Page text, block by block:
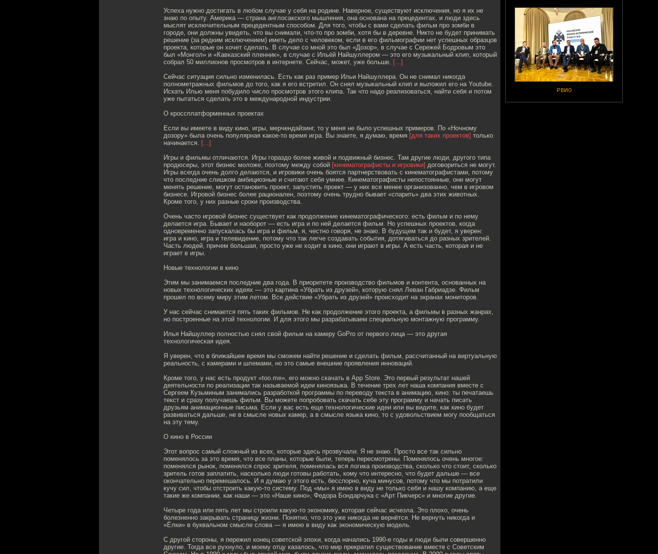
РВИО
Успеха нужно достигать в любом случае у себя на родине. Наверное, существуют исключения, но я их не
знаю по опыту. Америка — страна англосакского мышления, она основана на прецедентах, и люди здесь
мыслят исключительным прецедентным способом. Для того, чтобы с вами сделать фильм про зомби в
городе, они должны увидеть, что вы снимали, что-то про зомби, хотя бы в деревне. Никто не будет принимать
решение (за редким исключением) иметь дело с человеком, если в его фильмографии нет успешных образцов
проекта, которые он хочет сделать. В случае со мной это был «Дозор», в случае с Сережей Бодровым это
был «Монгол» и «Кавказский пленник», в случае с Ильёй Найшуллером — это его музыкальный клип, который
собрал 50 миллионов просмотров в интернете. Сейчас, может, уже больше. [...]
Сейчас ситуация сильно изменилась. Есть как раз пример Ильи Найшуллера. Он не снимал никогда
полнометражных фильмов до того, как я его встретил. Он снял музыкальный клип и выложил его на Youtube.
Искать Илью меня побудило число просмотров этого клипа. Так что надо реализоваться, найти себя и потом
уже пытаться сделать это в международной индустрии.
О кроссплатформенных проектах
Если вы имеете в виду кино, игры, мерчендайзинг, то у меня не было успешных примеров. По «Ночному
дозору» была очень популярная какое-то время игра. Вы знаете, я думаю, время [для таких проектов] только
начинается. [...]
Игры и фильмы отличаются. Игры гораздо более живой и подвижный бизнес. Там другие люди, другого типа
продюсеры, этот бизнес моложе, поэтому между собой [кинематографисты и игровики] договориться не могут.
Игры всегда очень долго делаются, и игровики очень боятся партнерствовать с кинематографистами, потому
что последние слишком амбициозные и считают себя умнее. Кинематографисты непостоянные, они могут
менять решение, могут остановить проект, запустить проект — у них все менее организованно, чем в игровом
бизнесе. Игровой бизнес более рационален, поэтому очень трудно бывает «спарить» два этих животных.
Кроме того, у них разные сроки производства.
Очень часто игровой бизнес существует как продолжение кинематографического: есть фильм и по нему
делается игра. Бывает и наоборот — есть игра и по ней делается фильм. Но успешных проектов, когда
одновременно запускалась бы игра и фильм, я, честно говоря, не знаю. В будущем так и будет, я уверен:
игра и кино, игра и телевидение, потому что так легче создавать события, дотягиваться до разных зрителей.
Часть людей, причем большая, просто уже не ходит в кино, они играют в игры. А есть часть, которая и не
играет в игры.
Новые технологии в кино
Этим мы занимаемся последние два года. В приоритете производство фильмов и контента, основанных на
новых технологических идеях — это картина «Убрать из друзей», которую снял Леван Габриадзе. Фильм
прошел по всему миру этим летом. Все действие «Убрать из друзей» происходит на экранах мониторов.
У нас сейчас снимается пять таких фильмов. Не как продолжение этого проекта, а фильмы в разных жанрах,
но построенные на этой технологии. И для этого мы разрабатываем специальную монтажную программу.
Илья Найшуллер полностью снял свой фильм на камеру GoPro от первого лица — это другая
технологическая идея.
Я уверен, что в ближайшее время мы сможем найти решение и сделать фильм, рассчитанный на виртуальную
реальность, с камерами и шлемами, но это самые внешние проявления инноваций.
Кроме того, у нас есть продукт «too.me», его можно скачать в App Store. Это первый результат нашей
деятельности по реализации так называемой идеи киноязыка. В течение трех лет наша компания вместе с
Сергеем Кузьминым занимались разработкой программы по переводу текста в анимацию, кино: ты печатаешь
текст и сразу получаешь фильм. Вы можете попробовать скачать себе эту программу и начать писать
друзьям анимационные письма. Если у вас есть еще технологические идеи или вы видите, как кино будет
развиваться дальше, не в смысле новых камер, а в смысле языка кино, то с удовольствием могу пообщаться
на эту тему.
О кино в России
Этот вопрос самый сложный из всех, которые здесь прозвучали. Я не знаю. Просто все так сильно
поменялось за это время, что все планы, которые были, теперь пересмотрены. Поменялось очень многое:
поменялся рынок, поменялся спрос зрителя, поменялась вся логика производства, сколько что стоит, сколько
зритель готов заплатить, насколько люди готовы работать, кому что интересно, что будет дальше — все
окончательно перемешалось. И я думаю у этого есть, бесспорно, куча минусов, потому что мы потратили
кучу сил, чтобы отстроить какую-то систему. Под «мы» я имею в виду не только себя и нашу компанию, а еще
такие же компании, как наши — это «Наше кино», Федора Бондарчука с «Арт Пикчерс» и многие другие.
Четыре года или пять лет мы строили какую-то экономику, которая сейчас исчезла. Это плохо, очень
болезненно закрывать страницу жизни. Понятно, что это уже никогда не вернётся. Не вернуть никогда и
«Ёлки» в буквальном смысле слова — я имею в виду как экономическую модель.
С другой стороны, я пережил конец советской эпохи, когда начались 1990-е годы и люди были совершенно
другие. Тогда все рухнуло, и моему отцу казалось, что мир прекратил существование вместе с Советским